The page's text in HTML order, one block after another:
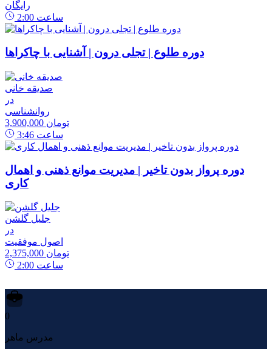
رایگان
2:00 ساعت
دوره طلوع | تجلی درون | آشنایی با چاکراها
صدیقه خانی
در
روانشناسی
3,900,000 تومان
3:46 ساعت
دوره پرواز بدون تاخیر | مدیریت موانع ذهنی و اهمال
کاری
جلیل گلشن
در
اصول موفقیت
2,375,000 تومان
2:00 ساعت
0
مدرس ماهر